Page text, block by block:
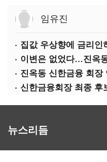
임유진
이변은 없었다…진옥
뉴스리듬